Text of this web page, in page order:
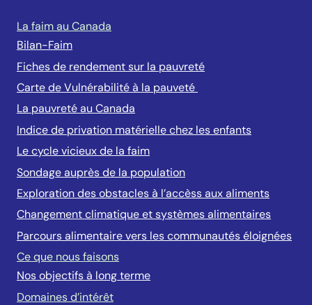
La faim au Canada
Bilan-Faim
Fiches de rendement sur la pauvreté
Carte de Vulnérabilité à la pauveté
La pauvreté au Canada
Indice de privation matérielle chez les enfants
Le cycle vicieux de la faim
Sondage auprès de la population
Exploration des obstacles à l’accèss aux aliments
Changement climatique et systèmes alimentaires
Parcours alimentaire vers les communautés éloignées
Ce que nous faisons
Nos objectifs à long terme
Domaines d’intérêt